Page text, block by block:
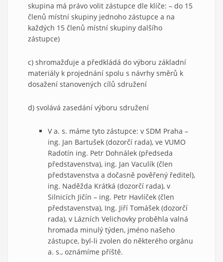
skupina má právo volit zástupce dle klíče: – do 15
členů místní skupiny jednoho zástupce a na
každých 15 členů místní skupiny dalšího
zástupce)
c) shromažďuje a předkládá do výboru základní
materiály k projednání spolu s návrhy směrů k
dosažení stanovených cílů sdružení
d) svolává zasedání výboru sdružení
V a. s. máme tyto zástupce: v SDM Praha –
ing. Jan Bartušek (dozorčí rada), ve VUMO
Radotín ing. Petr Dohnálek (předseda
představenstva), ing. Jan Vaculík (člen
představenstva a dočasně pověřený ředitel),
ing. Naděžda Krátká (dozorčí rada), v
Silnicích Jičín – ing. Petr Havlíček (člen
představenstva), Ing. Jiří Tomášek (dozorčí
rada), v Lázních Velichovky proběhla valná
hromada minulý týden, jméno našeho
zástupce, byl-li zvolen do některého orgánu
a. s., oznámíme příště.